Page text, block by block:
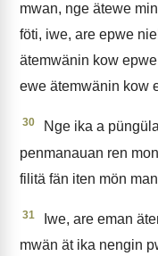
mwan, nge ätewe
föti, iwe, are epwe
ätemwänin kow
ewe ätemwänin kow
30
Nge ika a
penmanauan ren
filitä fän iten mön
31
Iwe, are eman
mwän ät ika nengin